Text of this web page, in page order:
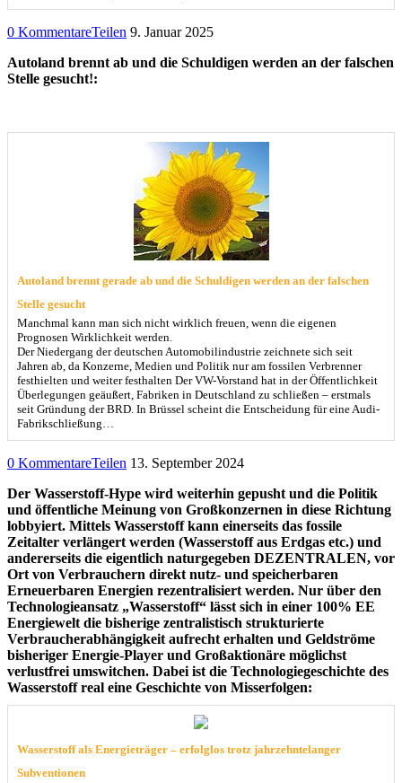
0 KommentareTeilen 9. Januar 2025
Autoland brennt ab und die Schuldigen werden an der falschen
Stelle gesucht!:
Autoland brennt gerade ab und die Schuldigen werden an der falschen
Stelle gesucht
Manchmal kann man sich nicht wirklich freuen, wenn die eigenen
Prognosen Wirklichkeit werden.
Der Niedergang der deutschen Automobilindustrie zeichnete sich seit
Jahren ab, da Konzerne, Medien und Politik nur am fossilen Verbrenner
festhielten und weiter festhalten Der VW-Vorstand hat in der Öffentlichkeit
Überlegungen geäußert, Fabriken in Deutschland zu schließen – erstmals
seit Gründung der BRD. In Brüssel scheint die Entscheidung für eine Audi-
Fabrikschließung…
0 KommentareTeilen 13. September 2024
Der Wasserstoff-Hype wird weiterhin gepusht und die Politik
und öffentliche Meinung von Großkonzernen in diese Richtung
lobbyiert. Mittels Wasserstoff kann einerseits das fossile
Zeitalter verlängert werden (Wasserstoff aus Erdgas etc.) und
andererseits die eigentlich naturgegeben DEZENTRALEN, vor
Ort von Verbrauchern direkt nutz- und speicherbaren
Erneuerbaren Energien rezentralisiert werden. Nur über den
Technologieansatz „Wasserstoff“ lässt sich in einer 100% EE
Energiewelt die bisherige zentralistisch strukturierte
Verbraucherabhängigkeit aufrecht erhalten und Geldströme
bisheriger Energie-Player und Großaktionäre möglichst
verlustfrei umswitchen. Dabei ist die Technologiegeschichte des
Wasserstoff real eine Geschichte von Misserfolgen:
Wasserstoff als Energieträger – erfolglos trotz jahrzehntelanger
Subventionen